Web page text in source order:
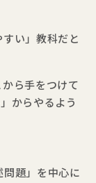
い」教科だと
ら手をつけて
からやるよう
題」を中心に